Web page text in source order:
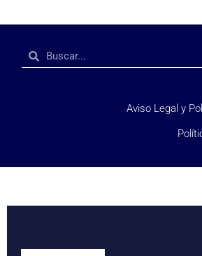
Aviso Legal y